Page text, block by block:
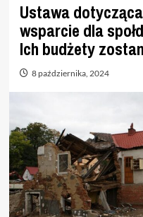
Ustawa
wsparcie dla
Ich budżety
8 października, 2024